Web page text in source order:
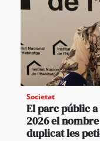
Societat
El parc públic
2026 el
duplicat les